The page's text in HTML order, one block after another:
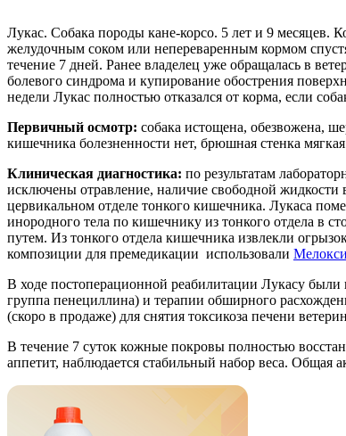
Лукас. Собака породы кане-корсо. 5 лет и 9
желудочным соком или непереваренным кормом
течение 7 дней. Ранее владелец уже обращалась в
болевого синдрома и купирование обострения
недели Лукас полностью отказался от корма, если
Первичный осмотр: собака истощена, обезвожена,
кишечника болезненности нет, брюшная стенка
Клиническая диагностика: по результатам
исключены отравление, наличие свободной
цервикальном отделе тонкого кишечника. Лукаса
инородного тела по кишечнику из тонкого отдела в
путем. Из тонкого отдела кишечника извлекли
композиции для премедикации использовали
В ходе постоперационной реабилитации Лукасу были
группа пенециллина) и терапии обширного
(скоро в продаже) для снятия токсикоза печени
В течение 7 суток кожные покровы полностью
аппетит, наблюдается стабильный набор веса. Общая